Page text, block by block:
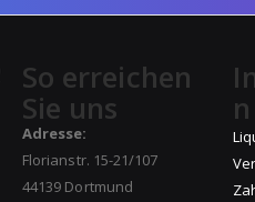
So erreichen
Sie uns
Adresse:
Florianstr. 15-21/107
44139 Dortmund
n